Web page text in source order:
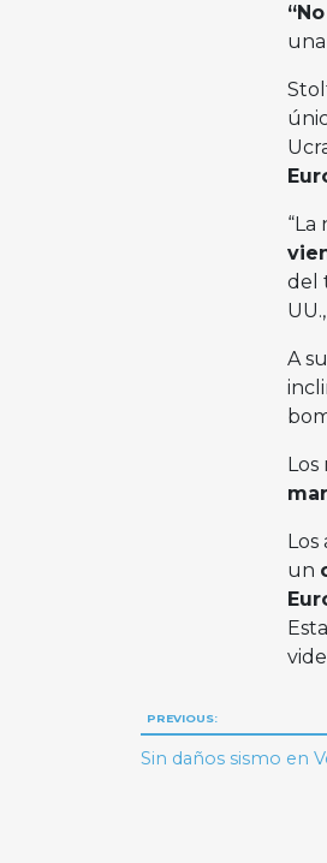
“La
del
A
un
de
PREVIOUS:
Sin daños sismo en